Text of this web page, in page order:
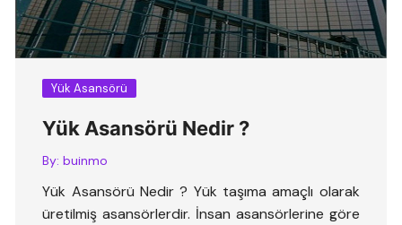
Yük Asansörü
Yük Asansörü Nedir ?
By: buinmo
Yük Asansörü Nedir ? Yük taşıma amaçlı olarak
üretilmiş asansörlerdir. İnsan asansörlerine göre